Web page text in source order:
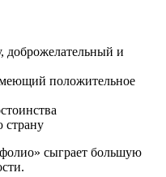
и
положительное
сыграет большую